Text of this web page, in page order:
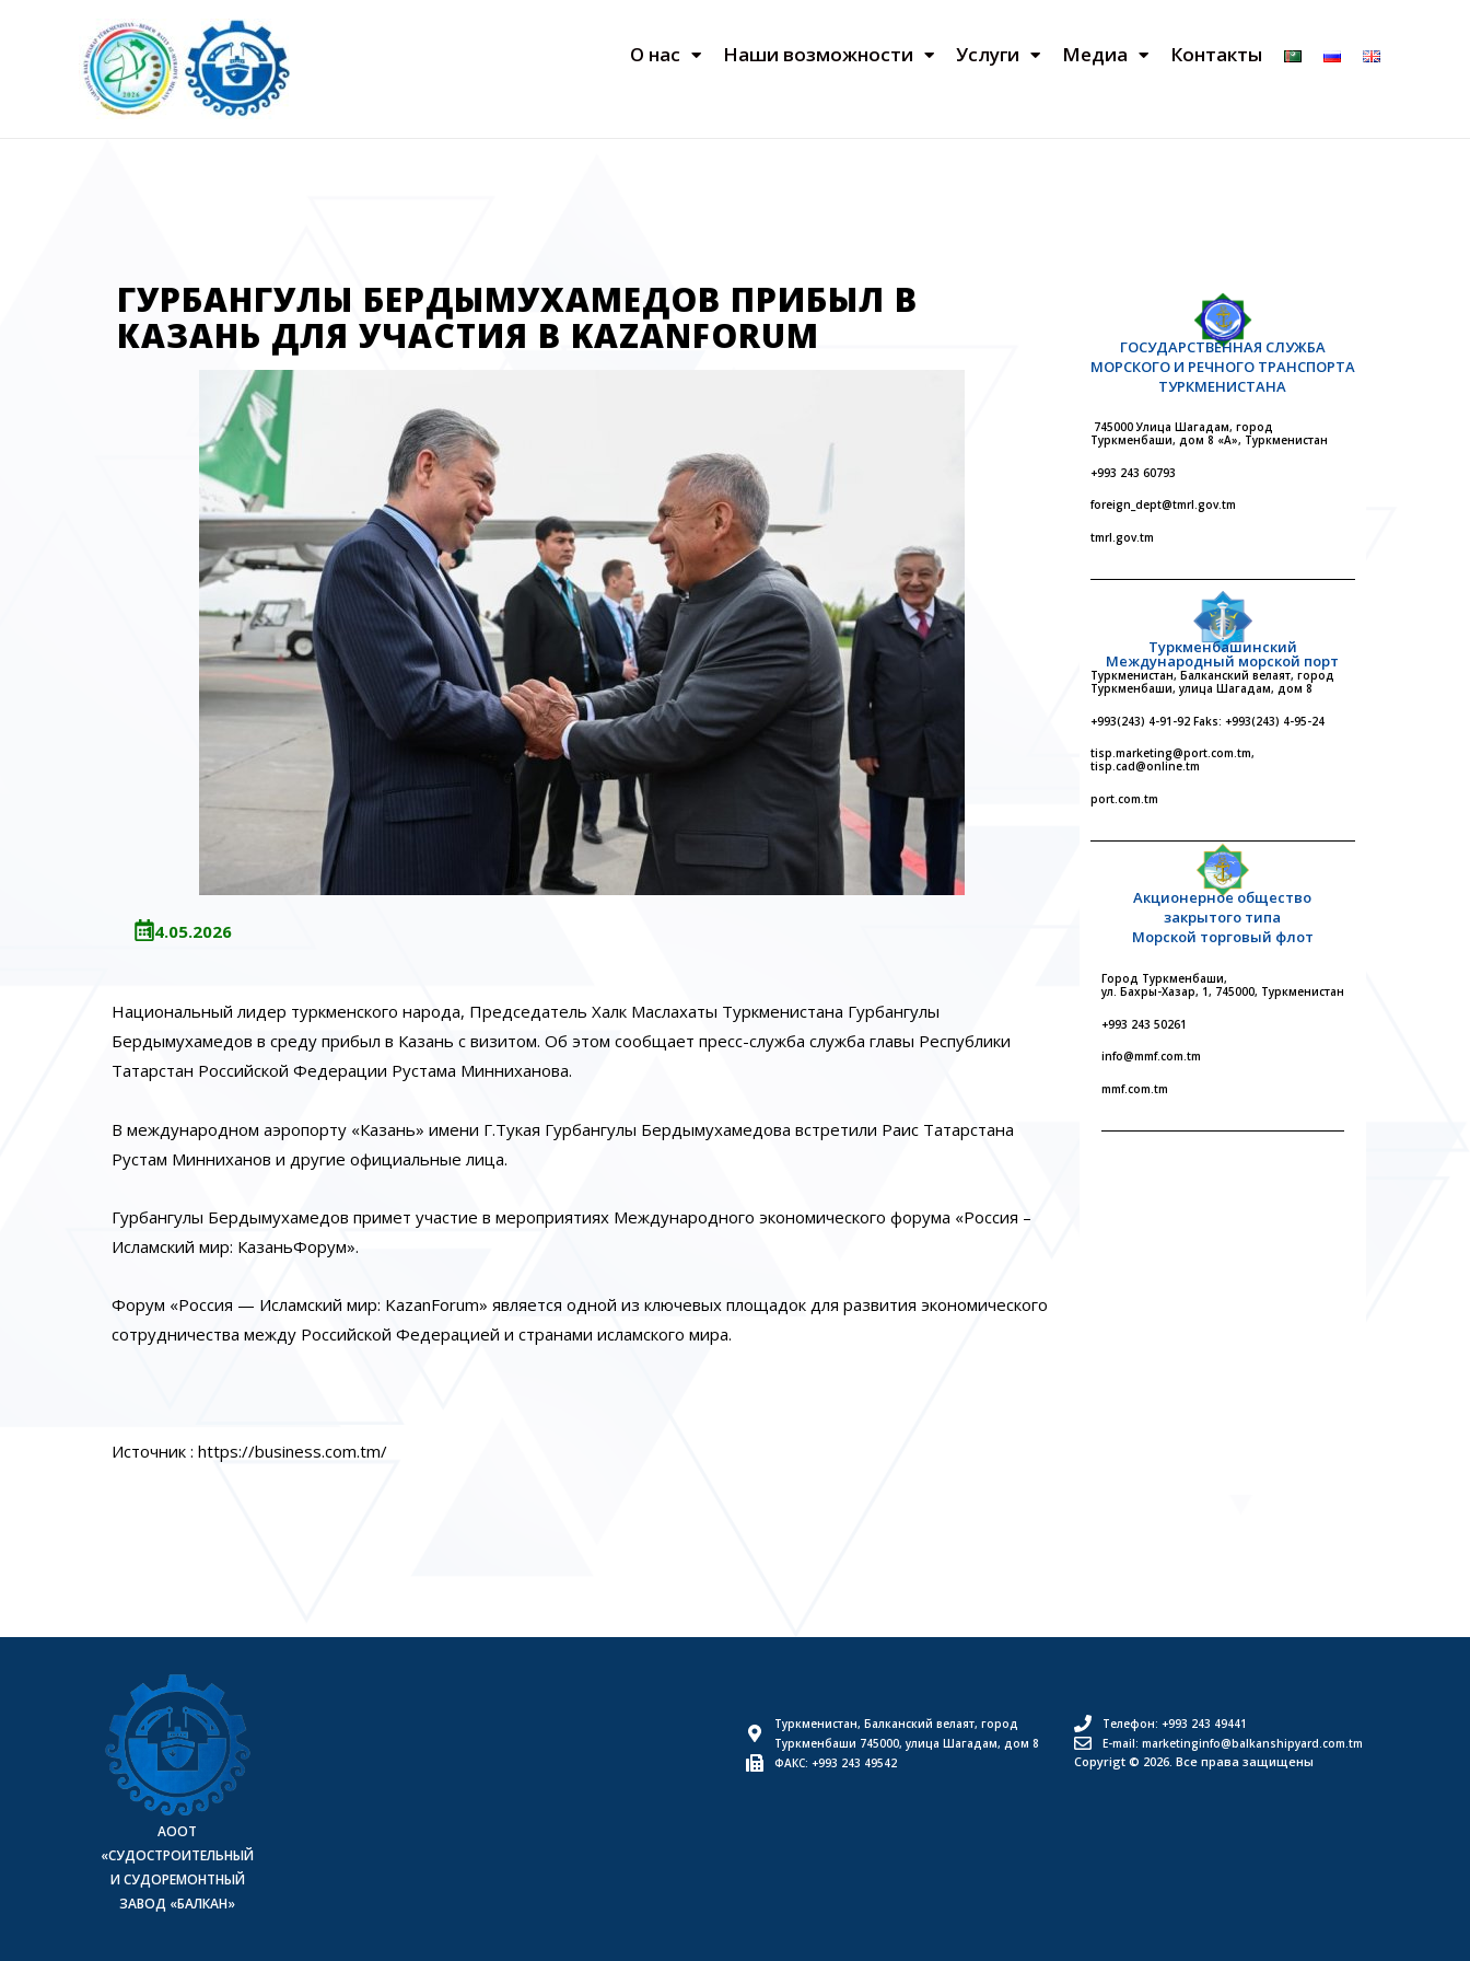
О нас Наши возможности Услуги Медиа Контакты
ГУРБАНГУЛЫ БЕРДЫМУХАМЕДОВ ПРИБЫЛ В
КАЗАНЬ ДЛЯ УЧАСТИЯ В KAZANFORUM
14.05.2026
Национальный лидер туркменского народа, Председатель Халк Маслахаты Туркменистана Гурбангулы
Бердымухамедов в среду прибыл в Казань с визитом. Об этом сообщает пресс-служба служба главы Республики
Татарстан Российской Федерации Рустама Минниханова.
В международном аэропорту «Казань» имени Г.Тукая Гурбангулы Бердымухамедова встретили Раис Татарстана
Рустам Минниханов и другие официальные лица.
Гурбангулы Бердымухамедов примет участие в мероприятиях Международного экономического форума «Россия –
Исламский мир: КазаньФорум».
Форум «Россия — Исламский мир: KazanForum» является одной из ключевых площадок для развития экономического
сотрудничества между Российской Федерацией и странами исламского мира.
Источник : https://business.com.tm/
ГОСУДАРСТВЕННАЯ СЛУЖБА
МОРСКОГО И РЕЧНОГО ТРАНСПОРТА
ТУРКМЕНИСТАНА
745000 Улица Шагадам, город
Туркменбаши, дом 8 «А», Туркменистан
+993 243 60793
foreign_dept@tmrl.gov.tm
tmrl.gov.tm
Туркменбашинский
Международный морской порт
Туркменистан, Балканский велаят, город
Туркменбаши, улица Шагадам, дом 8
+993(243) 4-91-92 Faks: +993(243) 4-95-24
tisp.marketing@port.com.tm,
tisp.cad@online.tm
port.com.tm
Акционерное общество
закрытого типа
Морской торговый флот
Город Туркменбаши,
ул. Бахры-Хазар, 1, 745000, Туркменистан
+993 243 50261
info@mmf.com.tm
mmf.com.tm
АООТ
«СУДОСТРОИТЕЛЬНЫЙ
И СУДОРЕМОНТНЫЙ
ЗАВОД «БАЛКАН»
Туркменистан, Балканский велаят, город
Туркменбаши 745000, улица Шагадам, дом 8
ФАКС: +993 243 49542
Телефон: +993 243 49441
E-mail: marketinginfo@balkanshipyard.com.tm
Copyrigt © 2026. Все права защищены